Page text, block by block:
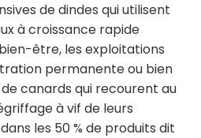
de dindes qui utilisent
à croissance rapide
être, les exploitations
permanente ou bien
canards qui recourent au
à vif de leurs
les 50 % de produits dit